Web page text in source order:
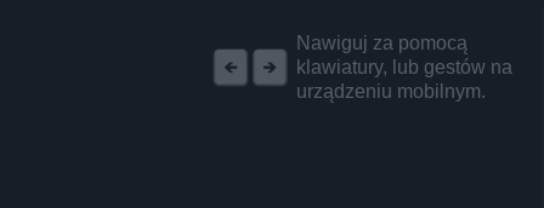
Nawiguj za pomocą
klawiatury, lub gestów na
urządzeniu mobilnym.